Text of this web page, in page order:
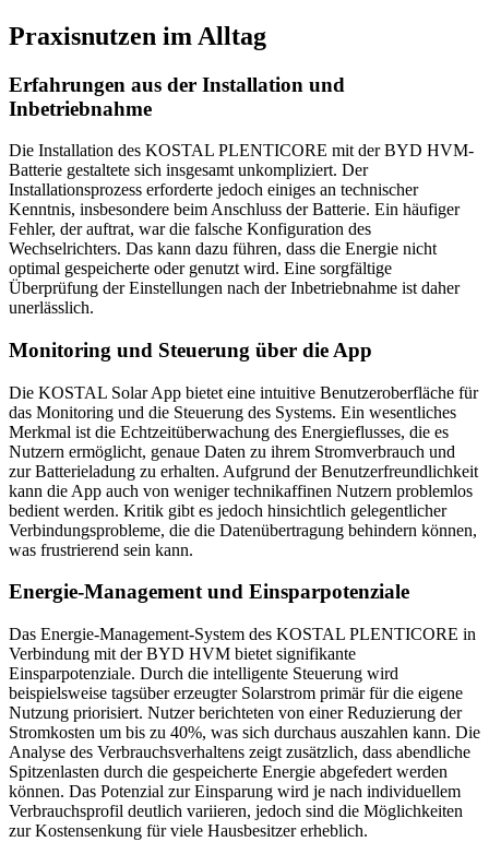
Praxisnutzen im Alltag
Erfahrungen aus der Installation und
Inbetriebnahme
Die Installation des KOSTAL PLENTICORE mit der BYD HVM-
Batterie gestaltete sich insgesamt unkompliziert. Der
Installationsprozess erforderte jedoch einiges an technischer
Kenntnis, insbesondere beim Anschluss der Batterie. Ein häufiger
Fehler, der auftrat, war die falsche Konfiguration des
Wechselrichters. Das kann dazu führen, dass die Energie nicht
optimal gespeicherte oder genutzt wird. Eine sorgfältige
Überprüfung der Einstellungen nach der Inbetriebnahme ist daher
unerlässlich.
Monitoring und Steuerung über die App
Die KOSTAL Solar App bietet eine intuitive Benutzeroberfläche für
das Monitoring und die Steuerung des Systems. Ein wesentliches
Merkmal ist die Echtzeitüberwachung des Energieflusses, die es
Nutzern ermöglicht, genaue Daten zu ihrem Stromverbrauch und
zur Batterieladung zu erhalten. Aufgrund der Benutzerfreundlichkeit
kann die App auch von weniger technikaffinen Nutzern problemlos
bedient werden. Kritik gibt es jedoch hinsichtlich gelegentlicher
Verbindungsprobleme, die die Datenübertragung behindern können,
was frustrierend sein kann.
Energie-Management und Einsparpotenziale
Das Energie-Management-System des KOSTAL PLENTICORE in
Verbindung mit der BYD HVM bietet signifikante
Einsparpotenziale. Durch die intelligente Steuerung wird
beispielsweise tagsüber erzeugter Solarstrom primär für die eigene
Nutzung priorisiert. Nutzer berichteten von einer Reduzierung der
Stromkosten um bis zu 40%, was sich durchaus auszahlen kann. Die
Analyse des Verbrauchsverhaltens zeigt zusätzlich, dass abendliche
Spitzenlasten durch die gespeicherte Energie abgefedert werden
können. Das Potenzial zur Einsparung wird je nach individuellem
Verbrauchsprofil deutlich variieren, jedoch sind die Möglichkeiten
zur Kostensenkung für viele Hausbesitzer erheblich.